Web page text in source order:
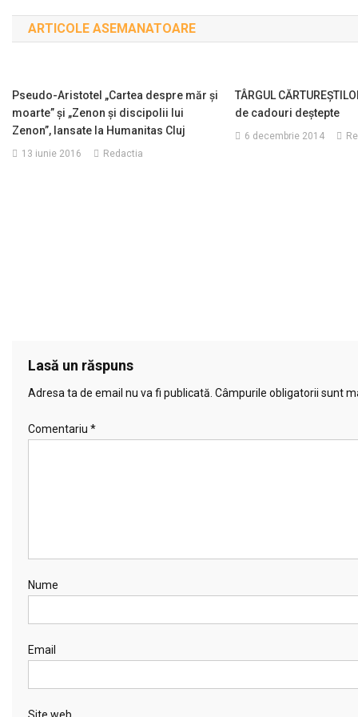
în
articole
ARTICOLE ASEMANATOARE
Pseudo-Aristotel „Cartea despre măr și
moarte” și „Zenon și discipolii lui
Zenon”, lansate la Humanitas Cluj
13 iunie 2016 Redactia
TÂRGUL
de cadouri deștepte
6 decembrie 2014
Lasă un răspuns
Adresa ta de email nu va fi publicată. Câmpurile obligatorii sunt
Comentariu *
Nume
Email